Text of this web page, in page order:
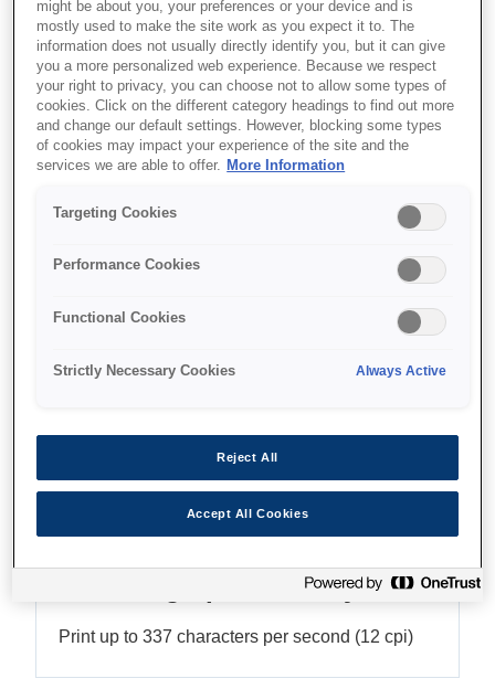
Cost-effective printing
Reliable performance
Find support
Fast, reliable 9-pin printing up to A3
High productivity
Print up to 337 characters per second (12 cpi)
might be about you, your preferences or your device and is
mostly used to make the site work as you expect it to. The
information does not usually directly identify you, but it can give
you a more personalized web experience. Because we respect
your right to privacy, you can choose not to allow some types of
cookies. Click on the different category headings to find out more
and change our default settings. However, blocking some types
of cookies may impact your experience of the site and the
services we are able to offer. More Information
Targeting Cookies
Performance Cookies
Functional Cookies
Strictly Necessary Cookies Always Active
Reject All
Accept All Cookies